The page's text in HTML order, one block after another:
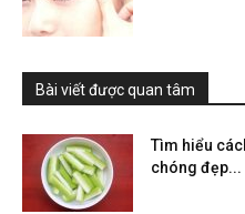
Bài viết được quan tâm
Tìm hiểu
chóng đẹp...